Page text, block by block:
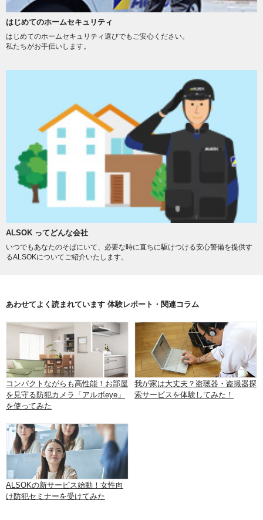
はじめてのホームセキュリティ
はじめてのホームセキュリティ選びでもご安心ください。
私たちがお手伝いします。
ALSOK ってどんな会社
いつでもあなたのそばにいて、必要な時に直ちに駆けつける安心警備を提供す
るALSOKについてご紹介いたします。
あわせてよく読まれています 体験レポート・関連コラム
コンパクトながらも高性能！お部屋
を見守る防犯カメラ「アルボeye」
を使ってみた
我が家は大丈夫？盗聴器・盗撮器探
索サービスを体験してみた！
ALSOKの新サービス始動！女性向
け防犯セミナーを受けてみた